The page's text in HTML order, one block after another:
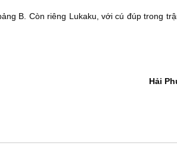
B. Còn riêng Lukaku, với cú đúp trong
Hải